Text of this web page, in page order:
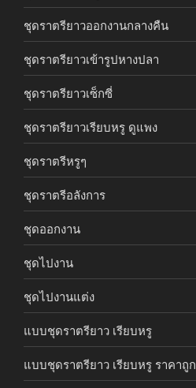
ชุดราตรียาวออกงานกลางคืน
ชุดราตรียาวเข้ารูปหางปลา
ชุดราตรียาวเซ็กซี่
ชุดราตรียาวเรียบหรู ดูแพง
ชุดราตรีหรูๆ
ชุดราตรีอลังการ
ชุดออกงาน
ชุดไปงาน
ชุดไปงานแต่ง
แบบชุดราตรียาว เรียบหรู
แบบชุดราตรียาว เรียบหรู ราคาถูก